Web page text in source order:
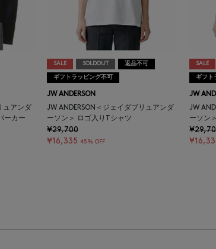
ュアンダ
ーカー
SALE SOLDOUT 返品不可
ギフトラッピング不可
JW ANDERSON
JW ANDERSON＜ジェイダブリュアンダ
ーソン＞ ロゴ入りTシャツ
¥29,700
¥16,335 45% OFF
SALE
ギフト
JW
JW
ーソン